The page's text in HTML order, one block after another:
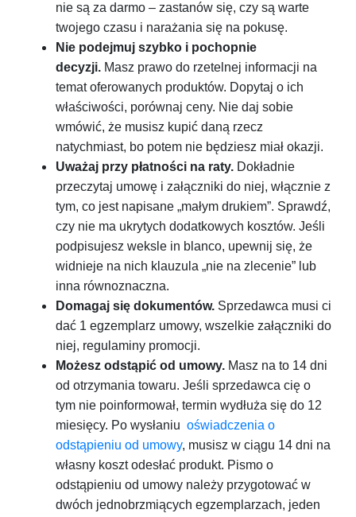
nie są za darmo – zastanów się, czy są warte
twojego czasu i narażania się na pokusę.
Nie podejmuj szybko i pochopnie
decyzji. Masz prawo do rzetelnej informacji na
temat oferowanych produktów. Dopytaj o ich
właściwości, porównaj ceny. Nie daj sobie
wmówić, że musisz kupić daną rzecz
natychmiast, bo potem nie będziesz miał okazji.
Uważaj przy płatności na raty. Dokładnie
przeczytaj umowę i załączniki do niej, włącznie z
tym, co jest napisane „małym drukiem”. Sprawdź,
czy nie ma ukrytych dodatkowych kosztów. Jeśli
podpisujesz weksle in blanco, upewnij się, że
widnieje na nich klauzula „nie na zlecenie” lub
inna równoznaczna.
Domagaj się dokumentów. Sprzedawca musi ci
dać 1 egzemplarz umowy, wszelkie załączniki do
niej, regulaminy promocji.
Możesz odstąpić od umowy. Masz na to 14 dni
od otrzymania towaru. Jeśli sprzedawca cię o
tym nie poinformował, termin wydłuża się do 12
miesięcy. Po wysłaniu oświadczenia o
odstąpieniu od umowy, musisz w ciągu 14 dni na
własny koszt odesłać produkt. Pismo o
odstąpieniu od umowy należy przygotować w
dwóch jednobrzmiących egzemplarzach, jeden